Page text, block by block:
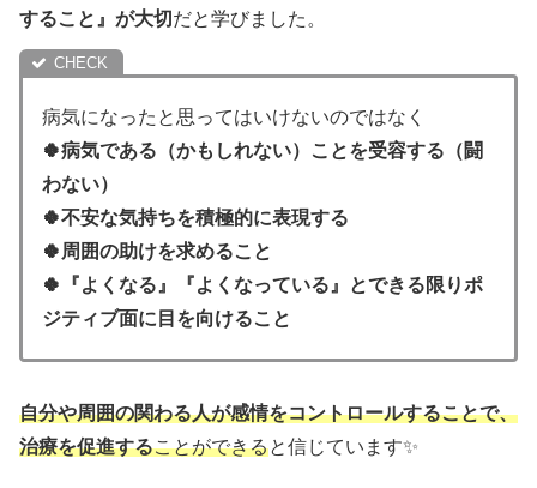
すること』が大切 だと学びました。
病気になったと思ってはいけないのではなく
🍀病気である（かもしれない）ことを受容する（闘
わない）
🍀不安な気持ちを積極的に表現する
🍀周囲の助けを求めること
🍀『よくなる』『よくなっている』とできる限りポ
ジティブ面に目を向けること
自分や周囲の関わる人が感情をコントロールすることで、
治療を促進することができると信じています✨